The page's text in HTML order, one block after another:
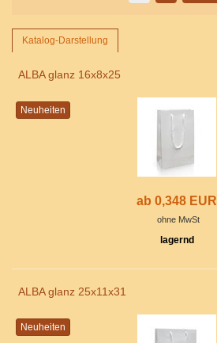
Katalog-Darstellung
ALBA glanz 16x8x25
Neuheiten
ab 0,348 EUR
ohne MwSt
lagernd
ALBA glanz 25x11x31
Neuheiten